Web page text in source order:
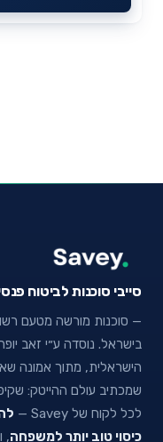
סייבי סוכנות לביטוח פנסיוני
— סוכנות מורשה מטעם
הישראלית, מתוך אמונה
שמכתיב עולם ההייטק:
לכל לקוח של Savey —
כיסוי טוב יותר למשפחה, ו